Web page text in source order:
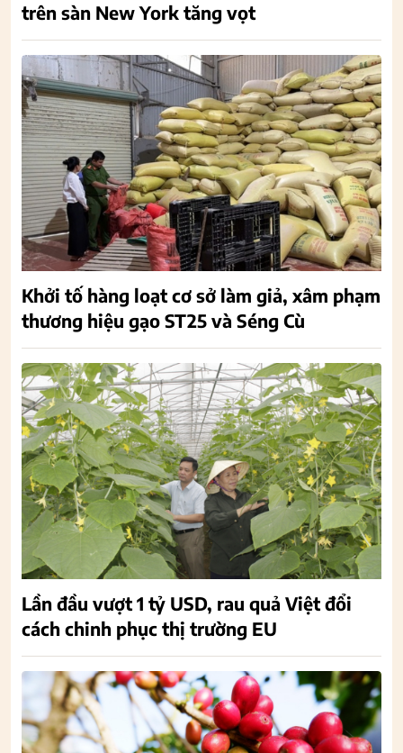
trên sàn New York tăng vọt
Khởi tố hàng loạt cơ sở làm giả, xâm phạm
thương hiệu gạo ST25 và Séng Cù
Lần đầu vượt 1 tỷ USD, rau quả Việt đổi
cách chinh phục thị trường EU